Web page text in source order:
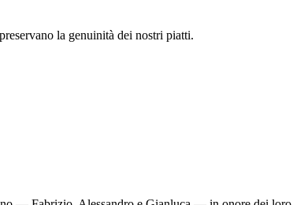
la genuinità dei nostri piatti.